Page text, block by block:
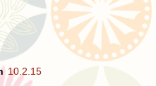
10.2.15